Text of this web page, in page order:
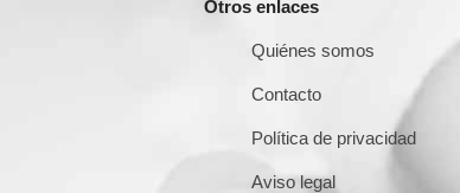
Otros enlaces
Quiénes somos
Contacto
Política de privacidad
Aviso legal